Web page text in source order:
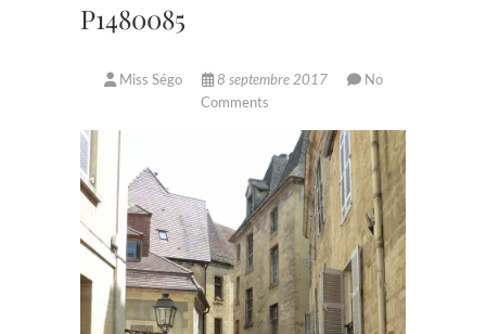
P1480085
Miss Ségo 8 septembre 2017
No
Comments